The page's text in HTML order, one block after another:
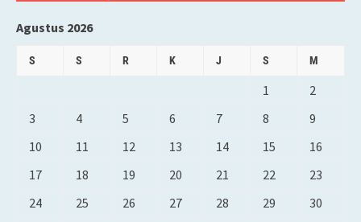
Agustus 2026
S S R K J S M
1
2
3
4 5 6 7 8
9
10
11 12 13 14 15
16
17
18 19 20 21 22
23
24
25 26 27 28 29
30